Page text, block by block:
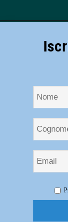
Bees: è una brutta